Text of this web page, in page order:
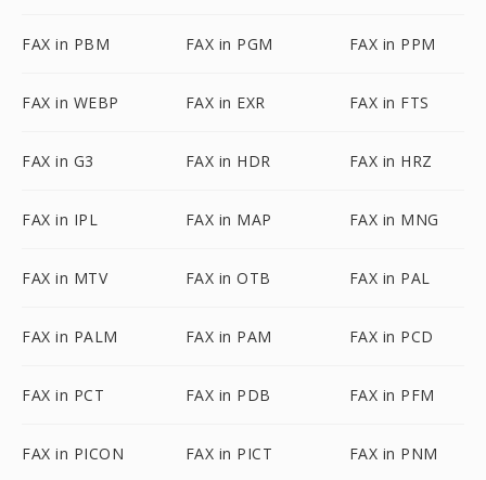
FAX in PBM FAX in PGM FAX in PPM
FAX in WEBP FAX in EXR FAX in FTS
FAX in G3 FAX in HDR FAX in HRZ
FAX in IPL FAX in MAP FAX in MNG
FAX in MTV FAX in OTB FAX in PAL
FAX in PALM FAX in PAM FAX in PCD
FAX in PCT FAX in PDB FAX in PFM
FAX in PICON FAX in PICT FAX in PNM